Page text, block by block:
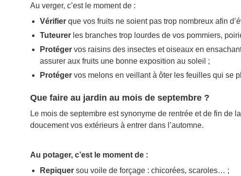
Au verger, c’est le moment de :
Vérifier que vos fruits ne soient pas trop nombreux afin
Tuteurer les branches trop lourdes de vos pommiers,
Protéger vos raisins des insectes et oiseaux en
assurer aux fruits une bonne exposition au soleil ;
Protéger vos melons en veillant à ôter les feuilles qui se
Que faire au jardin au mois de septembre ?
Le mois de septembre est synonyme de rentrée et de fin de
doucement vos extérieurs à entrer dans l’automne.
Au potager, c’est le moment de :
Repiquer sou voile de forçage : chicorées, scaroles… ;